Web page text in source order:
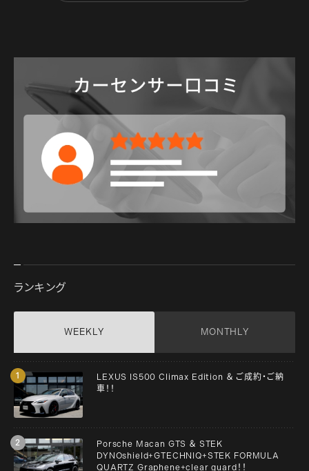
ランキング
WEEKLY MONTHLY
LEXUS IS500 Climax Edition ＆ ご成約・ご納
車！！
Porsche Macan GTS ＆ STEK
DYNOshield+GTECHNIQ+STEK FORMULA
QUARTZ Graphene+clear guard！！